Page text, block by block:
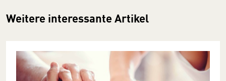
Weitere interessante Artikel